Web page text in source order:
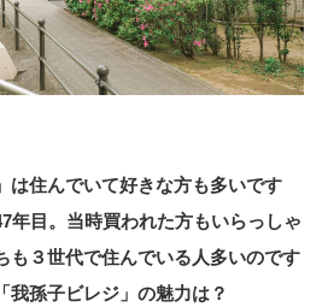
住んでいて好きな方も多いです
年目。当時買われた方もいらっしゃ
も３世代で住んでいる人多いのです
我孫子ビレジ」の魅力は？